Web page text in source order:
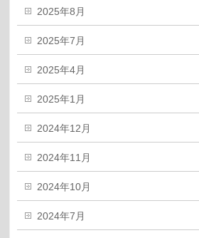
2025年8月
2025年7月
2025年4月
2025年1月
2024年12月
2024年11月
2024年10月
2024年7月